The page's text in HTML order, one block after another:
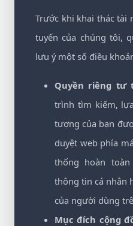
Trước khi khai thác tài
tuyến của chúng tôi,
lưu ý một số điều
Quyền riêng tư
trình tìm kiếm,
tượng của bạn
duyệt web phía
thống hoàn
thông tin cá nhân
của người dùng
Mục đích cộng